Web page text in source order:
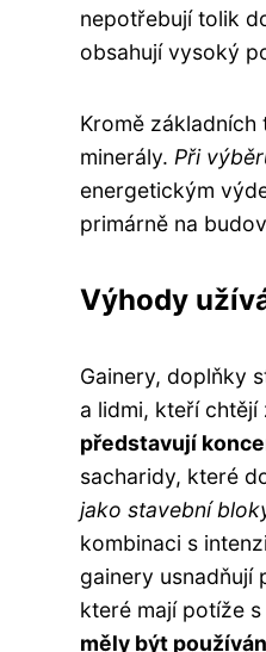
nepotřebují tolik
obsahují vysoký
Kromě
minerály. Při
energetickým
primárně na
Výhody
Gainery, doplňky
a lidmi, kteří
představují
sacharidy, které
jako stavební
kombinaci s
gainery usnadňují
které mají potíže
měly být